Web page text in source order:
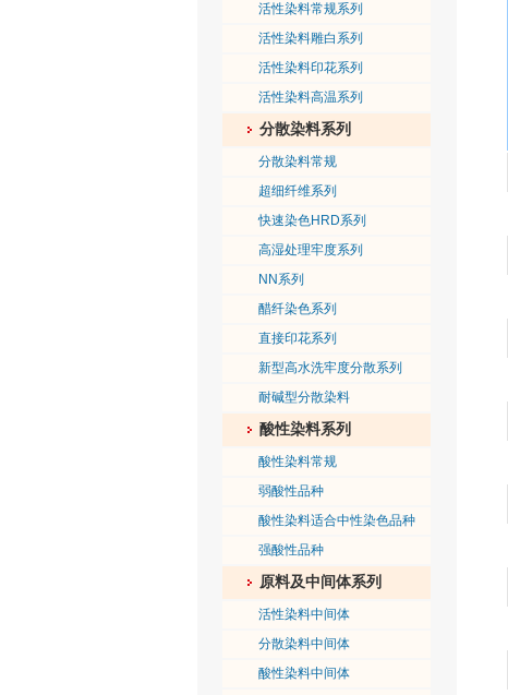
活性染料常规系列
活性染料雕白系列
活性染料印花系列
活性染料高温系列
分散染料系列
分散染料常规
超细纤维系列
快速染色HRD系列
高湿处理牢度系列
NN系列
醋纤染色系列
直接印花系列
新型高水洗牢度分散系列
耐碱型分散染料
酸性染料系列
酸性染料常规
弱酸性品种
酸性染料适合中性染色品种
强酸性品种
原料及中间体系列
活性染料中间体
分散染料中间体
酸性染料中间体